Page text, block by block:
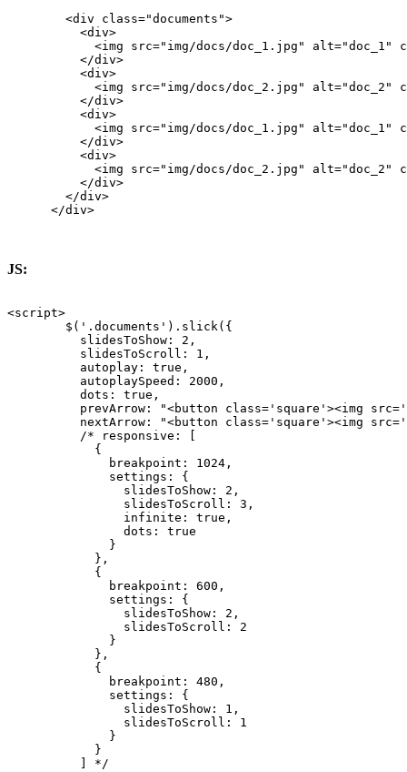
        <div class="documents">
          <div>
<img src="img/docs/doc_1.jpg" alt="doc_1"
          </div>
          <div>
<img src="img/docs/doc_2.jpg" alt="doc_2"
          </div>
          <div>
<img src="img/docs/doc_1.jpg" alt="doc_1"
          </div>
          <div>
<img src="img/docs/doc_2.jpg" alt="doc_2"
          </div>
        </div>
      </div>
JS:
<script>
        $('.documents').slick({
          slidesToShow: 2,
          slidesToScroll: 1,
          autoplay: true,
          autoplaySpeed: 2000,
          dots: true,
prevArrow: "<button class='square'><img
nextArrow: "<button class='square'><img
          /* responsive: [
            {
              breakpoint: 1024,
              settings: {
                slidesToShow: 2,
                slidesToScroll: 3,
                infinite: true,
                dots: true
              }
            },
            {
              breakpoint: 600,
              settings: {
                slidesToShow: 2,
                slidesToScroll: 2
              }
            },
            {
              breakpoint: 480,
              settings: {
                slidesToShow: 1,
                slidesToScroll: 1
              }
            }
          ] */